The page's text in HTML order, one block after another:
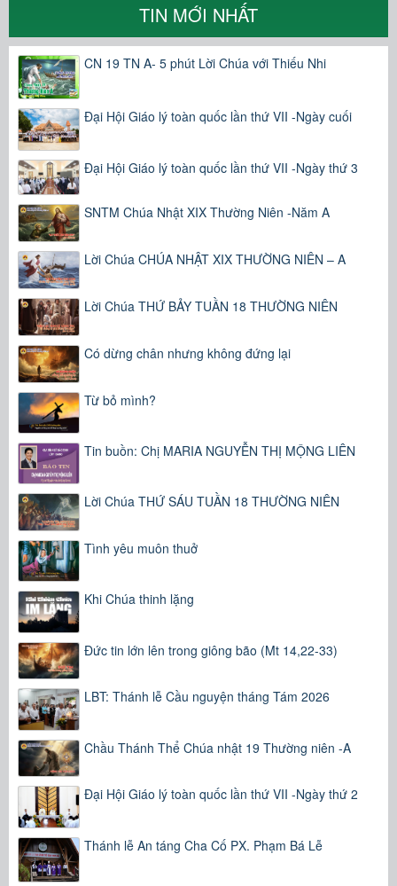
TIN MỚI NHẤT
CN 19 TN A- 5 phút Lời Chúa với Thiếu Nhi
Đại Hội Giáo lý toàn quốc lần thứ VII -Ngày cuối
Đại Hội Giáo lý toàn quốc lần thứ VII -Ngày thứ 3
SNTM Chúa Nhật XIX Thường Niên -Năm A
Lời Chúa CHÚA NHẬT XIX THƯỜNG NIÊN – A
Lời Chúa THỨ BẢY TUẦN 18 THƯỜNG NIÊN
Có dừng chân nhưng không đứng lại
Từ bỏ mình?
Tin buồn: Chị MARIA NGUYỄN THỊ MỘNG LIÊN
Lời Chúa THỨ SÁU TUẦN 18 THƯỜNG NIÊN
Tình yêu muôn thuở
Khi Chúa thinh lặng
Đức tin lớn lên trong giông bão (Mt 14,22-33)
LBT: Thánh lễ Cầu nguyện tháng Tám 2026
Chầu Thánh Thể Chúa nhật 19 Thường niên -A
Đại Hội Giáo lý toàn quốc lần thứ VII -Ngày thứ 2
Thánh lễ An táng Cha Cố PX. Phạm Bá Lễ